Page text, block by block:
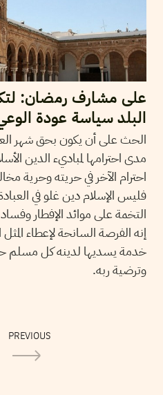
على مشارف رمضان:
البلد سياسة عودة
الحث على أن يكون بحق شهر
مدى احترامها لمباديء الدين
احترام الآخر في حريته وحرية
فليس الإسلام دين غلو في
التخمة على موائد الإفطار
إنه الفرصة السانحة لإعطاء
خدمة يسديها لدينه كل مسلم
وترضية ربه.
PREVIOUS